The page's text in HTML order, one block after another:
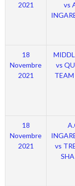
2021
vs
18
Novembre
2021
vs
TEAM
18
Novembre
2021
vs